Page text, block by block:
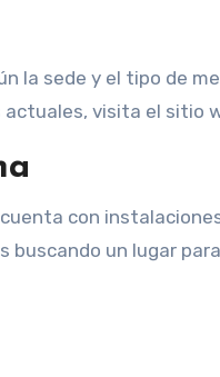
la sede y el tipo de
visita el sitio
con
buscando un lugar